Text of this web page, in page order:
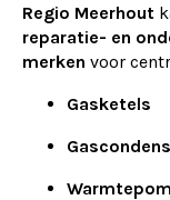
Regio Meerhout
reparatie- en
merken voor
Gasketels